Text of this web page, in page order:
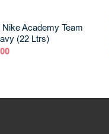
Academy Team
(22 Ltrs)
Η